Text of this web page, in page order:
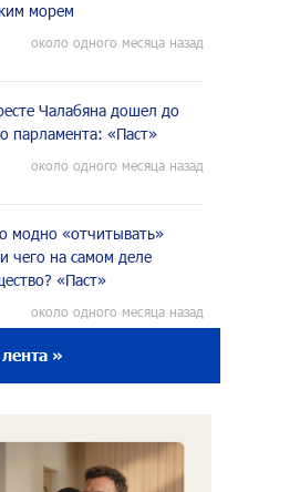
морем
около одного месяца назад
Чалабяна дошел до
парламента: «Паст»
около одного месяца назад
модно «отчитывать»
чего на самом деле
«Паст»
около одного месяца назад
мандатов: почему тема
бойкота оппозиции -
около одного месяца назад
»